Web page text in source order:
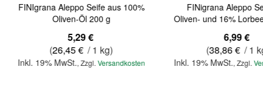
FINIgrana Aleppo Seife aus 100%
Oliven-Öl 200 g
5,29 €
(26,45 € / 1 kg)
Inkl. 19% MwSt., Zzgl. Versandkosten
FINigrana Aleppo
Oliven- und 16%
6,99 €
(38,86 € / 1
Inkl. 19% MwSt.,Zzgl.